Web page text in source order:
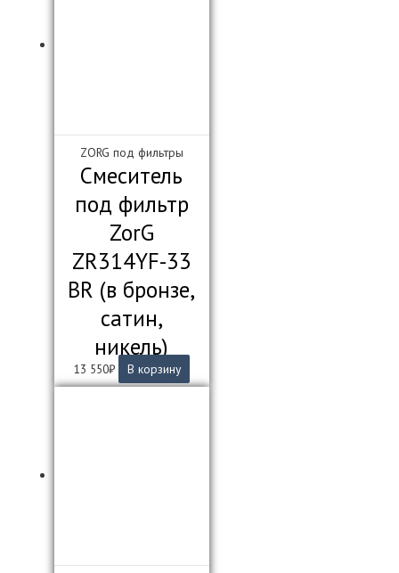
ZORG под фильтры
Смеситель
под фильтр
ZorG
ZR314YF-33
BR (в бронзе,
сатин,
никель)
13 550₽ В корзину